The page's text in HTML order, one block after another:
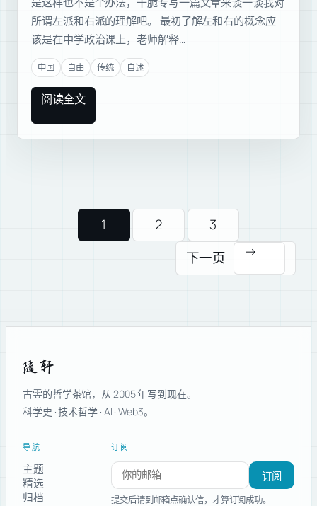
所谓左派和右派的理解吧。 最初了解左和右的概念应
该是在中学政治课上，老师解释…
中国 自由 传统 自述
阅读全文
1 2
3
下一页
→
随轩
古雴的哲学茶馆，从 2005 年写到现在。
科学史 · 技术哲学 · AI · Web3。
导航
主题
精选
归档
订阅
订阅新文章
订阅
提交后请到邮箱点确认信，才算订阅成功。